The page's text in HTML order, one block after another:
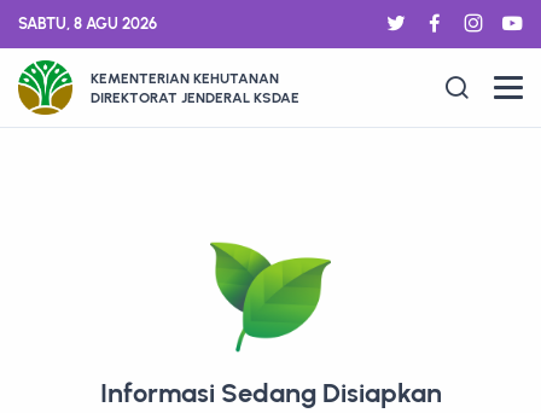
SABTU, 8 AGU 2026
KEMENTERIAN KEHUTANAN
DIREKTORAT JENDERAL KSDAE
Informasi Sedang Disiapkan